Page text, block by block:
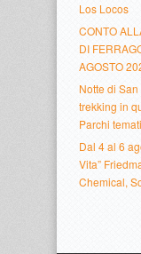
Los Locos
CONTO
DI
AGOSTO
Notte di
trekking in
Parchi
Dal 4 al 6
Vita”
Chemical,